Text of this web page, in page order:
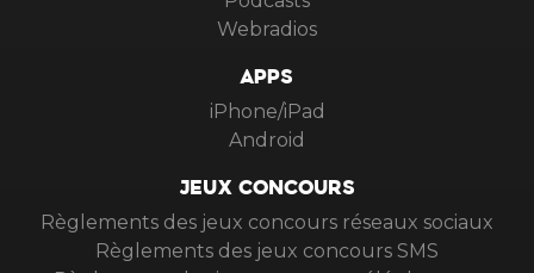
Webradios
APPS
iPhone/iPad
Android
JEUX CONCOURS
Règlements des jeux concours réseaux sociaux
Règlements des jeux concours SMS